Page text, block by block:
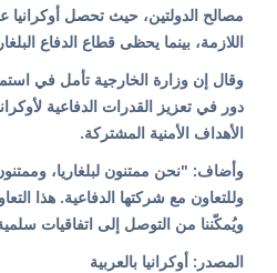
مصالح الدولتين، حيث تحصل أوكرانيا
اللازمة، بينما يحظى قطاع الدفاع
وقال إن وزارة الخارجية تأمل في
دور في تعزيز القدرات الدفاعية
الأهداف الأمنية المشتركة.
وأضاف: "نحن ممتنون لبلغاريا،
وللتعاون مع شركتها الدفاعية. هذا
ويُمكّننا من التوصل إلى اتفاقيات
المصدر: أوكرانيا بالعربية